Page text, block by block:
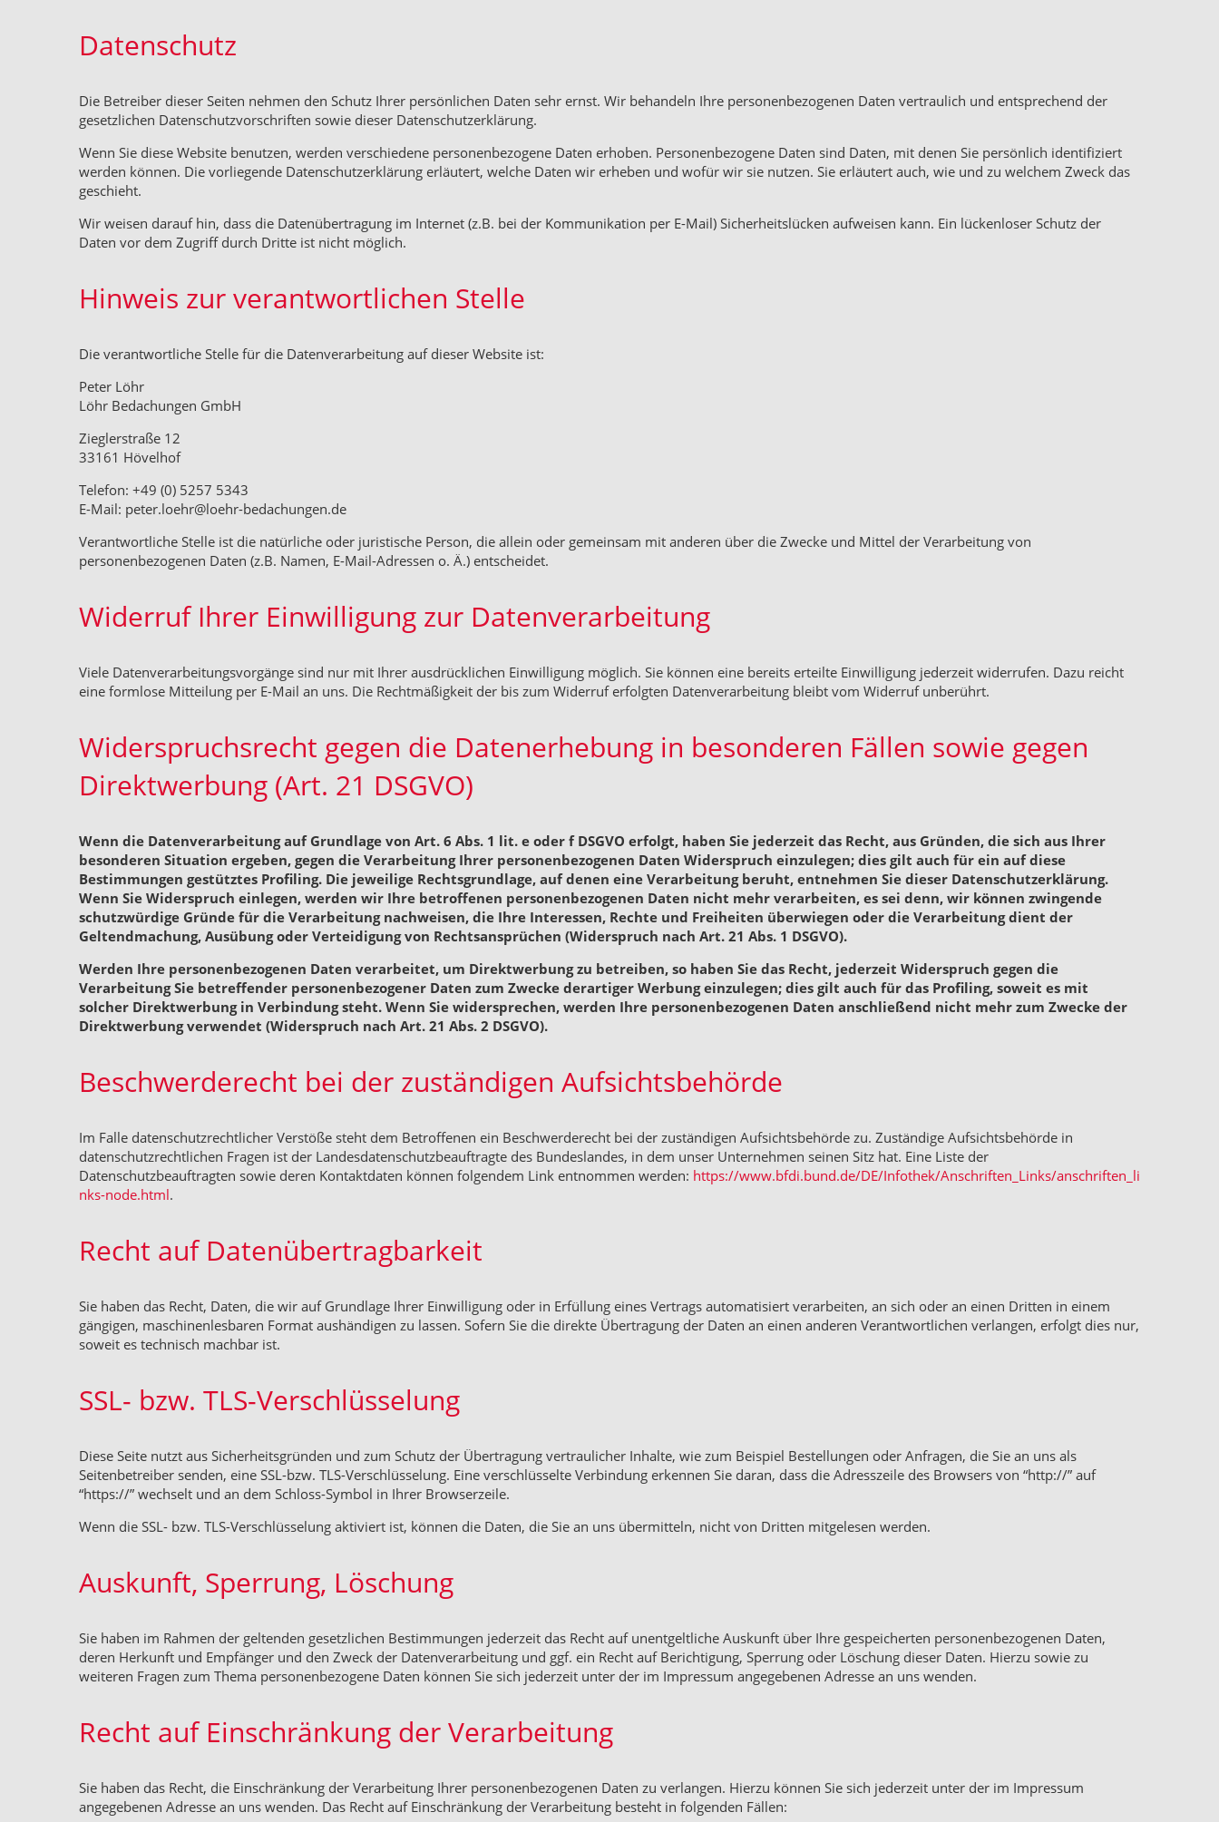
Datenschutz
Die Betreiber dieser Seiten nehmen den Schutz Ihrer persönlichen Daten sehr ernst. Wir behandeln Ihre personenbezogenen Daten vertraulich und entsprechend der
gesetzlichen Datenschutzvorschriften sowie dieser Datenschutzerklärung.
Wenn Sie diese Website benutzen, werden verschiedene personenbezogene Daten erhoben. Personenbezogene Daten sind Daten, mit denen Sie persönlich identifiziert
werden können. Die vorliegende Datenschutzerklärung erläutert, welche Daten wir erheben und wofür wir sie nutzen. Sie erläutert auch, wie und zu welchem Zweck das
geschieht.
Wir weisen darauf hin, dass die Datenübertragung im Internet (z.B. bei der Kommunikation per E-Mail) Sicherheitslücken aufweisen kann. Ein lückenloser Schutz der
Daten vor dem Zugriff durch Dritte ist nicht möglich.
Hinweis zur verantwortlichen Stelle
Die verantwortliche Stelle für die Datenverarbeitung auf dieser Website ist:
Peter Löhr
Löhr Bedachungen GmbH
Zieglerstraße 12
33161 Hövelhof
Telefon: +49 (0) 5257 5343
E-Mail: peter.loehr@loehr-bedachungen.de
Verantwortliche Stelle ist die natürliche oder juristische Person, die allein oder gemeinsam mit anderen über die Zwecke und Mittel der Verarbeitung von
personenbezogenen Daten (z.B. Namen, E-Mail-Adressen o. Ä.) entscheidet.
Widerruf Ihrer Einwilligung zur Datenverarbeitung
Viele Datenverarbeitungsvorgänge sind nur mit Ihrer ausdrücklichen Einwilligung möglich. Sie können eine bereits erteilte Einwilligung jederzeit widerrufen. Dazu reicht
eine formlose Mitteilung per E-Mail an uns. Die Rechtmäßigkeit der bis zum Widerruf erfolgten Datenverarbeitung bleibt vom Widerruf unberührt.
Widerspruchsrecht gegen die Datenerhebung in besonderen Fällen sowie gegen
Direktwerbung (Art. 21 DSGVO)
Wenn die Datenverarbeitung auf Grundlage von Art. 6 Abs. 1 lit. e oder f DSGVO erfolgt, haben Sie jederzeit das Recht, aus Gründen, die sich aus Ihrer
besonderen Situation ergeben, gegen die Verarbeitung Ihrer personenbezogenen Daten Widerspruch einzulegen; dies gilt auch für ein auf diese
Bestimmungen gestütztes Profiling. Die jeweilige Rechtsgrundlage, auf denen eine Verarbeitung beruht, entnehmen Sie dieser Datenschutzerklärung.
Wenn Sie Widerspruch einlegen, werden wir Ihre betroffenen personenbezogenen Daten nicht mehr verarbeiten, es sei denn, wir können zwingende
schutzwürdige Gründe für die Verarbeitung nachweisen, die Ihre Interessen, Rechte und Freiheiten überwiegen oder die Verarbeitung dient der
Geltendmachung, Ausübung oder Verteidigung von Rechtsansprüchen (Widerspruch nach Art. 21 Abs. 1 DSGVO).
Werden Ihre personenbezogenen Daten verarbeitet, um Direktwerbung zu betreiben, so haben Sie das Recht, jederzeit Widerspruch gegen die
Verarbeitung Sie betreffender personenbezogener Daten zum Zwecke derartiger Werbung einzulegen; dies gilt auch für das Profiling, soweit es mit
solcher Direktwerbung in Verbindung steht. Wenn Sie widersprechen, werden Ihre personenbezogenen Daten anschließend nicht mehr zum Zwecke der
Direktwerbung verwendet (Widerspruch nach Art. 21 Abs. 2 DSGVO).
Beschwerderecht bei der zuständigen Aufsichtsbehörde
Im Falle datenschutzrechtlicher Verstöße steht dem Betroffenen ein Beschwerderecht bei der zuständigen Aufsichtsbehörde zu. Zuständige Aufsichtsbehörde in
datenschutzrechtlichen Fragen ist der Landesdatenschutzbeauftragte des Bundeslandes, in dem unser Unternehmen seinen Sitz hat. Eine Liste der
Datenschutzbeauftragten sowie deren Kontaktdaten können folgendem Link entnommen werden: https://www.bfdi.bund.de/DE/Infothek/Anschriften_Links/anschriften_li
nks-node.html.
Recht auf Datenübertragbarkeit
Sie haben das Recht, Daten, die wir auf Grundlage Ihrer Einwilligung oder in Erfüllung eines Vertrags automatisiert verarbeiten, an sich oder an einen Dritten in einem
gängigen, maschinenlesbaren Format aushändigen zu lassen. Sofern Sie die direkte Übertragung der Daten an einen anderen Verantwortlichen verlangen, erfolgt dies nur,
soweit es technisch machbar ist.
SSL- bzw. TLS-Verschlüsselung
Diese Seite nutzt aus Sicherheitsgründen und zum Schutz der Übertragung vertraulicher Inhalte, wie zum Beispiel Bestellungen oder Anfragen, die Sie an uns als
Seitenbetreiber senden, eine SSL-bzw. TLS-Verschlüsselung. Eine verschlüsselte Verbindung erkennen Sie daran, dass die Adresszeile des Browsers von “http://” auf
“https://” wechselt und an dem Schloss-Symbol in Ihrer Browserzeile.
Wenn die SSL- bzw. TLS-Verschlüsselung aktiviert ist, können die Daten, die Sie an uns übermitteln, nicht von Dritten mitgelesen werden.
Auskunft, Sperrung, Löschung
Sie haben im Rahmen der geltenden gesetzlichen Bestimmungen jederzeit das Recht auf unentgeltliche Auskunft über Ihre gespeicherten personenbezogenen Daten,
deren Herkunft und Empfänger und den Zweck der Datenverarbeitung und ggf. ein Recht auf Berichtigung, Sperrung oder Löschung dieser Daten. Hierzu sowie zu
weiteren Fragen zum Thema personenbezogene Daten können Sie sich jederzeit unter der im Impressum angegebenen Adresse an uns wenden.
Recht auf Einschränkung der Verarbeitung
Sie haben das Recht, die Einschränkung der Verarbeitung Ihrer personenbezogenen Daten zu verlangen. Hierzu können Sie sich jederzeit unter der im Impressum
angegebenen Adresse an uns wenden. Das Recht auf Einschränkung der Verarbeitung besteht in folgenden Fällen: